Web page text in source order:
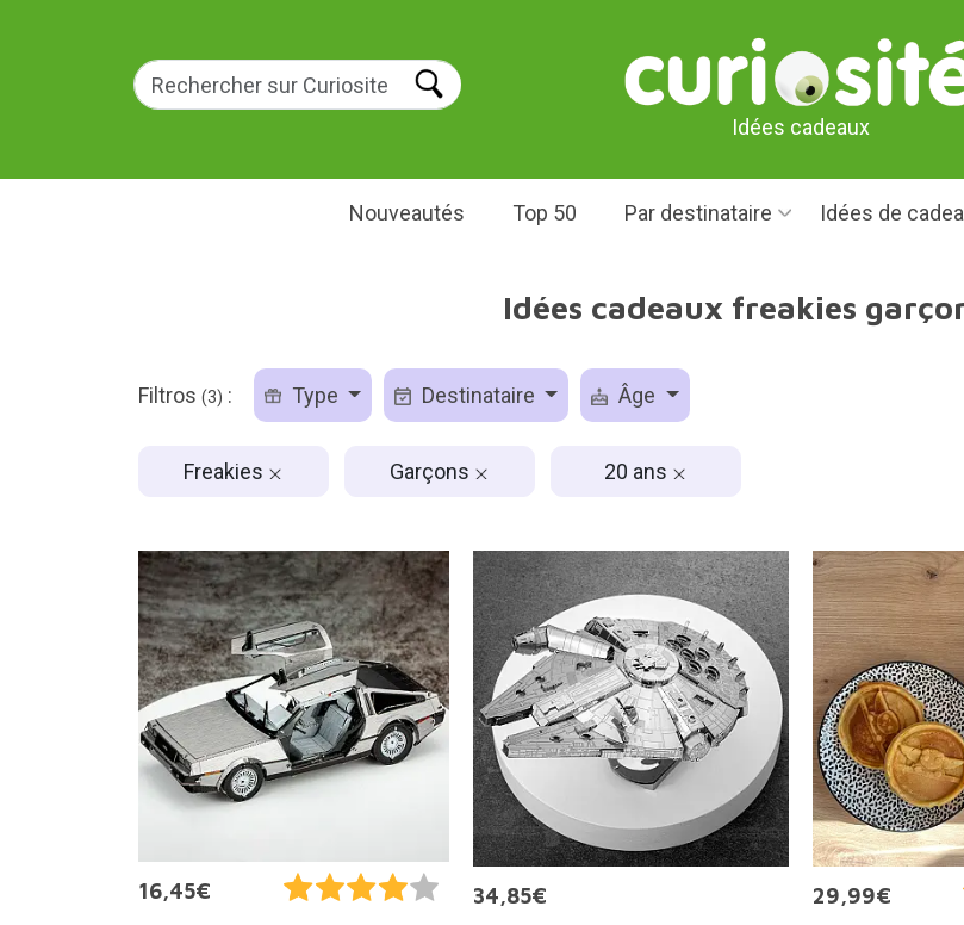
Idées cadeaux
Nouveautés Top 50 Par destinataire Idées de
Idées cadeaux freakies
Filtros (3) : Type Destinataire Âge
Freakies Garçons 20 ans
16,45€
34,85€
29,99€